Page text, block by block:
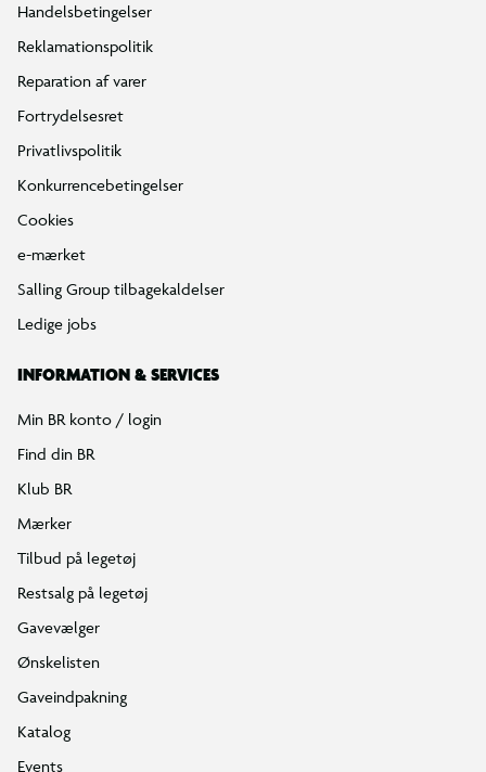
Handelsbetingelser
Reklamationspolitik
Reparation af varer
Fortrydelsesret
Privatlivspolitik
Konkurrencebetingelser
Cookies
e-mærket
Salling Group tilbagekaldelser
Ledige jobs
INFORMATION & SERVICES
Min BR konto / login
Find din BR
Klub BR
Mærker
Tilbud på legetøj
Restsalg på legetøj
Gavevælger
Ønskelisten
Gaveindpakning
Katalog
Events